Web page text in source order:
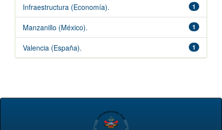
1
Infraestructura (Economía).
1
Manzanillo (México).
1
Valencia (España).